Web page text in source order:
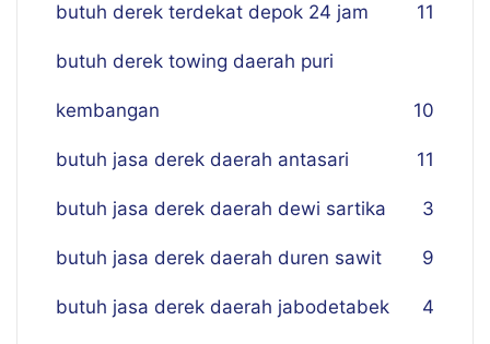
butuh derek terdekat depok 24 jam 11
butuh derek towing daerah puri
kembangan 10
butuh jasa derek daerah antasari 11
butuh jasa derek daerah dewi sartika 3
butuh jasa derek daerah duren sawit 9
butuh jasa derek daerah jabodetabek 4